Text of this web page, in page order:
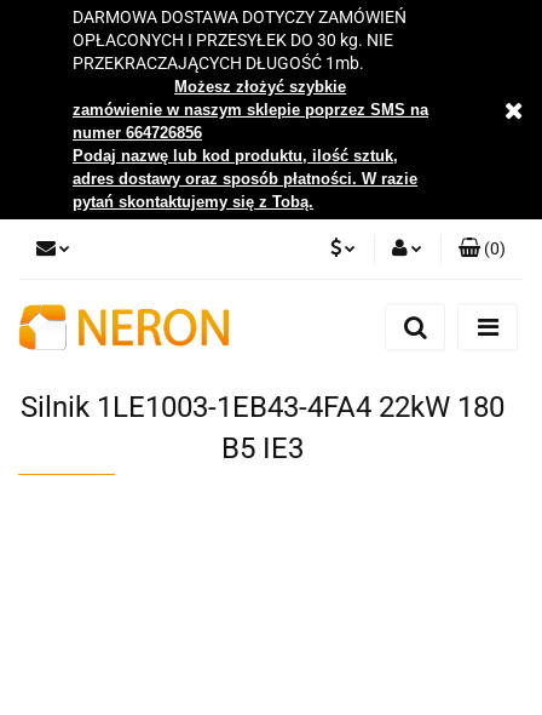
DARMOWA DOSTAWA DOTYCZY ZAMÓWIEŃ
OPŁACONYCH I PRZESYŁEK DO 30 kg. NIE
PRZEKRACZAJĄCYCH DŁUGOŚĆ 1mb.
Możesz złożyć szybkie
zamówienie w naszym sklepie poprzez SMS na
numer 664726856
Podaj nazwę lub kod produktu, ilość sztuk,
adres dostawy oraz sposób płatności. W razie
pytań skontaktujemy się z Tobą.
Zaloguj się
Zgody cookies
(0)
Silnik 1LE1003-1EB43-4FA4 22kW 180
B5 IE3